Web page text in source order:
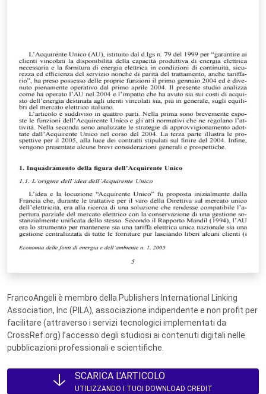
FrancoAngeli è membro della Publishers International Linking
Association, Inc (PILA), associazione indipendente e non profit per
facilitare (attraverso i servizi tecnologici implementati da
CrossRef.org) l’accesso degli studiosi ai contenuti digitali nelle
pubblicazioni professionali e scientifiche.
SCARICA L'ARTICOLO
UTILIZZANDO I TUOI DOWNLOAD CREDIT